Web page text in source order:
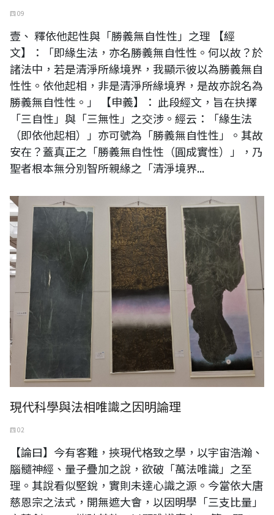
四 09
壹、 釋依他起性與「勝義無自性性」之理 【經
文】：「即緣生法，亦名勝義無自性性。何以故？於
諸法中，若是清淨所緣境界，我顯示彼以為勝義無自
性性。依他起相，非是清淨所緣境界，是故亦說名為
勝義無自性性。」 【申義】： 此段經文，旨在抉擇
「三自性」與「三無性」之交涉。經云：「緣生法
（即依他起相）」亦可號為「勝義無自性性」。其故
安在？蓋真正之「勝義無自性性（圓成實性）」，乃
聖者根本無分別智所親緣之「清淨境界...
現代科學與法相唯識之因明論理
四 02
【論曰】今有客難，挾現代格致之學，以宇宙浩瀚、
腦髓神經、量子疊加之說，欲破「萬法唯識」之至
理。其說看似堅銳，實則未達心識之源。今當依大唐
慈恩宗之法式，開無遮大會，以因明學「三支比量」